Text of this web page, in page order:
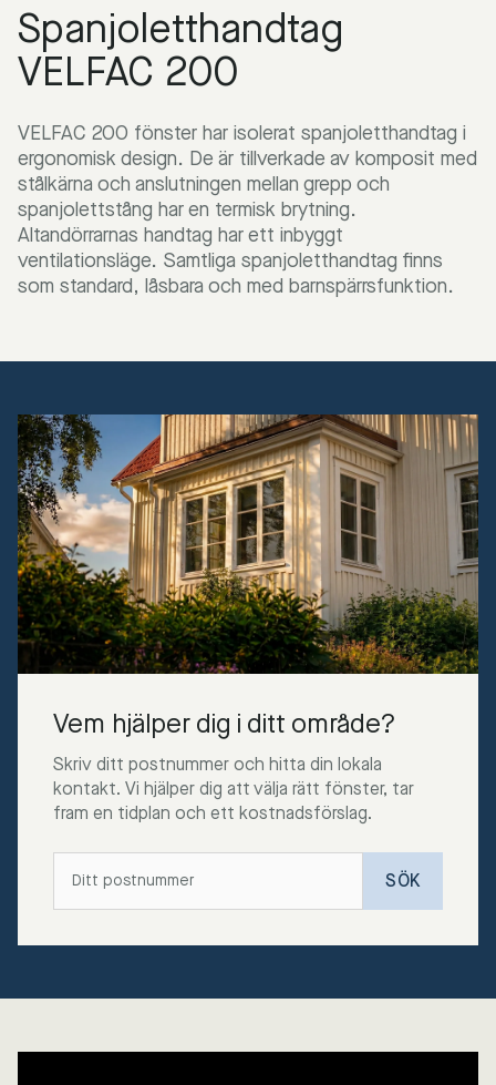
Spanjoletthandtag
VELFAC 200
VELFAC 200 fönster har isolerat spanjoletthandtag i
ergonomisk design. De är tillverkade av komposit med
stålkärna och anslutningen mellan grepp och
spanjolettstång har en termisk brytning.
Altandörrarnas handtag har ett inbyggt
ventilationsläge. Samtliga spanjoletthandtag finns
som standard, låsbara och med barnspärrsfunktion.
Vem hjälper dig i ditt område?
Skriv ditt postnummer och hitta din lokala
kontakt. Vi hjälper dig att välja rätt fönster, tar
fram en tidplan och ett kostnadsförslag.
SÖK